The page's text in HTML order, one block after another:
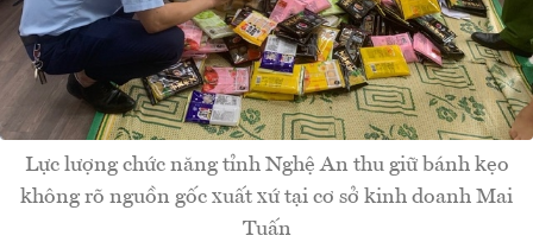
Lực lượng chức năng tỉnh Nghệ An thu giữ bánh kẹo
không rõ nguồn gốc xuất xứ tại cơ sở kinh doanh Mai
Tuấn